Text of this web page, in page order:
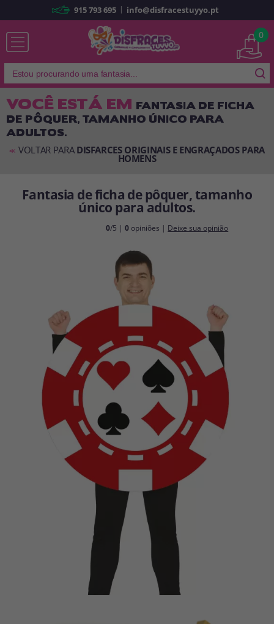
Já sou cliente
Lembrar-me Esqueceu sua senha?
ENTRAR
É a minha primeira vez
Sou novo
compras rapidamente em nossa loja virtual, verificar o status de seus
pedidos e consultar suas operações anteriores.
Vá em frente! Estávamos esperando por você.
CRIAR CONTA
915 793 695 | info@disfracestuyyo.pt
0
VOCÊ ESTÁ EM FANTASIA DE FICHA
DE PÔQUER, TAMANHO ÚNICO PARA
ADULTOS.
<< VOLTAR PARA DISFARCES ORIGINAIS E ENGRAÇADOS PARA
HOMENS
Fantasia de ficha de pôquer, tamanho
único para adultos.
0/5 |0 opiniões | Deixe sua opinião